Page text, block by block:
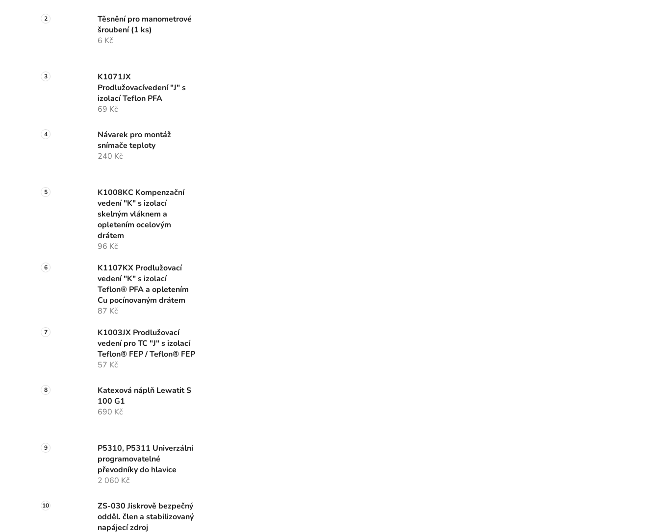
Těsnění pro manometrové
šroubení (1 ks)
6 Kč
K1071JX
Prodlužovacívedení "J" s
izolací Teflon PFA
69 Kč
Návarek pro montáž
snímače teploty
240 Kč
K1008KC Kompenzační
vedení "K" s izolací
skelným vláknem a
opletením ocelovým
drátem
96 Kč
K1107KX Prodlužovací
vedení "K" s izolací
Teflon® PFA a opletením
Cu pocínovaným drátem
87 Kč
K1003JX Prodlužovací
vedení pro TC "J" s izolací
Teflon® FEP / Teflon® FEP
57 Kč
Katexová náplň Lewatit S
100 G1
690 Kč
P5310, P5311 Univerzální
programovatelné
převodníky do hlavice
2 060 Kč
ZS-030 Jiskrově bezpečný
odděl. člen a stabilizovaný
napájecí zdroj